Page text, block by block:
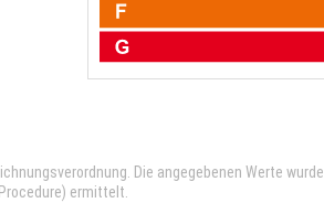
Die angegebenen Werte
ermittelt.